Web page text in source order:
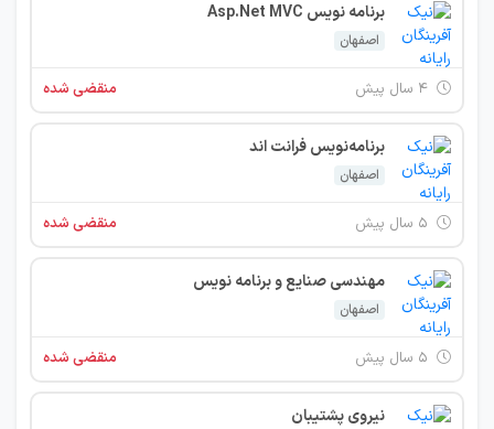
برنامه نویس Asp.Net MVC
اصفهان
منقضی شده
برنامه‌نویس فرانت اند
اصفهان
منقضی شده
مهندسی صنایع و برنامه نویس
اصفهان
منقضی شده
نیروی پشتیبان